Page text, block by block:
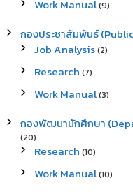
Work Manual(9)
กองประชาสัมพันธ์
Job Analysis(2)
Research (7)
Work Manual(3)
กองพัฒนานักศึกษา
(20)
Research (10)
Work Manual(10)